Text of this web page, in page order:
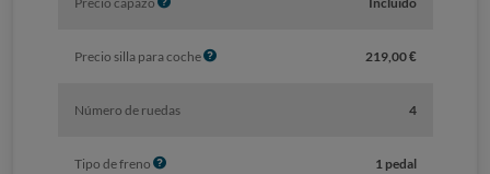
o
Precio silla para cocheI
219,00 €
Número de ruedas 4
Tipo de freno I
1 pedal